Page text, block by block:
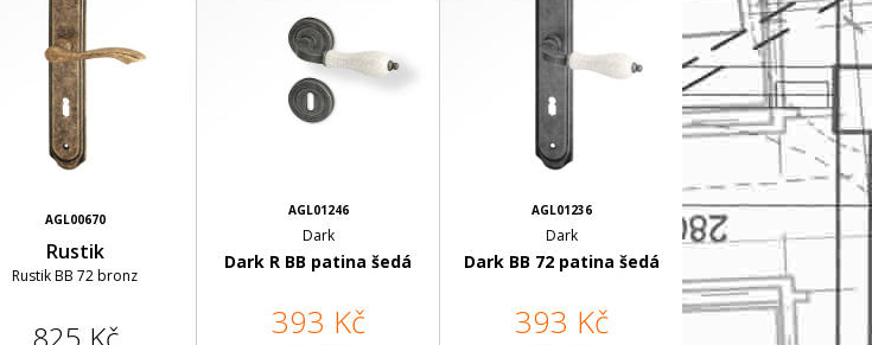
AGL00670
Rustik
Rustik BB 72 bronz
AGL01246
Dark
Dark R BB patina šedá
393 Kč
AGL01236
Dark
Dark BB 72 patina šedá
393 Kč